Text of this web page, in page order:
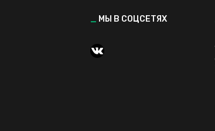
_ МЫ В СОЦСЕТЯХ
https://vk.com/